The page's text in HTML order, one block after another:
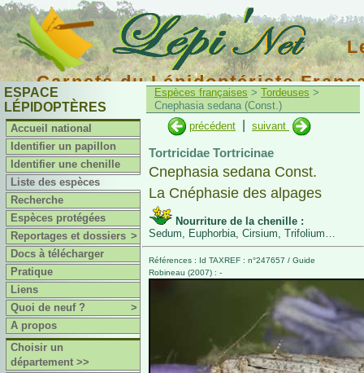
Carnets du Lépidoptériste
ESPACE
LÉPIDOPTÈRES
Accueil national
Identifier un papillon
Identifier une chenille
Liste des espèces
Recherche
Espèces protégées
Reportages et dossiers >
Docs à télécharger
Pratique
Liens
Quoi de neuf ?
>
A propos
Choisir un
département >>
Espèces françaises > Tordeuses >
Cnephasia sedana (Const.)
précédent
suivant
Tortricidae Tortricinae
Cnephasia sedana Const.
La Cnéphasie des alpages
Nourriture de la chenille :
Sedum, Euphorbia, Cirsium, Trifolium…
Références : Id TAXREF : n°247657 / Guide
Robineau (2007) : -